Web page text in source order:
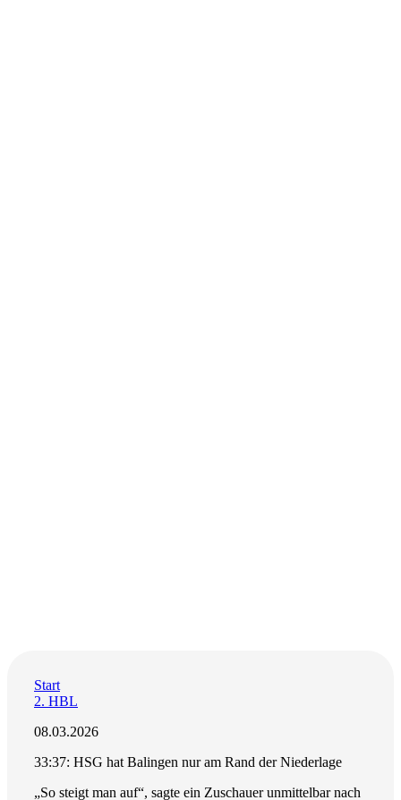
Start
2. HBL
08.03.2026
33:37: HSG hat Balingen nur am Rand der Niederlage
„So steigt man auf“, sagte ein Zuschauer unmittelbar nach